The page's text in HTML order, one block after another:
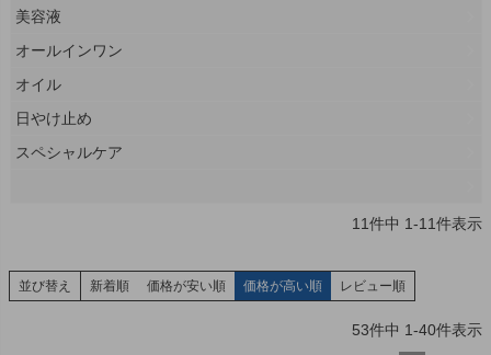
美容液
オールインワン
オイル
日やけ止め
スペシャルケア
11件中 1-11件表示
並び替え 新着順 価格が安い順 価格が高い順 レビュー順
53件中 1-40件表示